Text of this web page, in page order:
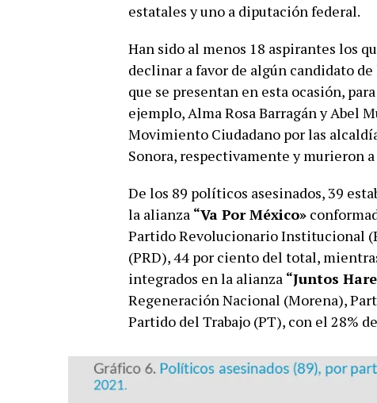
estatales y uno a diputación federal.
Han sido al menos 18 aspirantes los
declinar a favor de algún candidato
que se presentan en esta ocasión,
ejemplo, Alma Rosa Barragán y Abel
Movimiento Ciudadano por las
Sonora, respectivamente y murieron
De los 89 políticos asesinados, 39
la alianza “Va Por México»
Partido Revolucionario Institucional
(PRD), 44 por ciento del total,
integrados en la alianza “Juntos
Regeneración Nacional (Morena),
Partido del Trabajo (PT), con el 28%